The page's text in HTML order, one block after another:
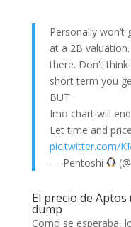
Personally won’t
at a 2B
there. Don’t
short term you
BUT
Imo chart will
Let time and
pic.twitter.com/
— Pentoshi
El precio de
dump
Como se esperaba,